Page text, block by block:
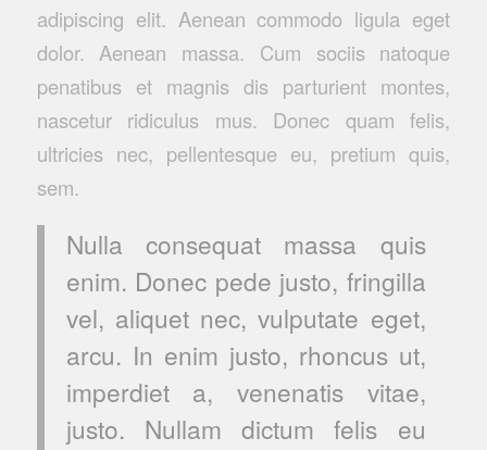
adipiscing elit. Aenean commodo ligula eget
dolor. Aenean massa. Cum sociis natoque
penatibus et magnis dis parturient montes,
nascetur ridiculus mus. Donec quam felis,
ultricies nec, pellentesque eu, pretium quis,
sem.
Nulla consequat massa quis
enim. Donec pede justo, fringilla
vel, aliquet nec, vulputate eget,
arcu. In enim justo, rhoncus ut,
imperdiet a, venenatis vitae,
justo. Nullam dictum felis eu